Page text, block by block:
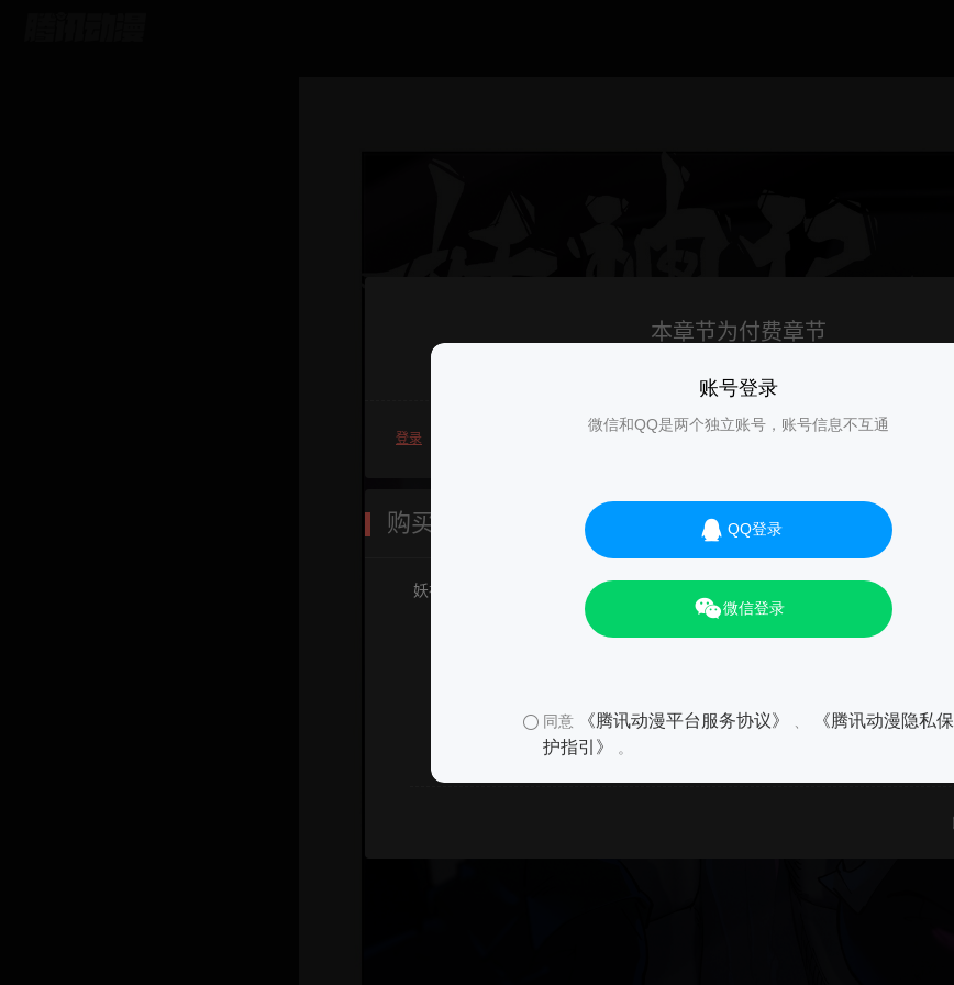
账号登录
微信和QQ是两个独立账号，账号信息不互通
QQ登录
微信登录
同意 《腾讯动漫平台服务协议》
《腾讯动漫隐私保
护指引》
。